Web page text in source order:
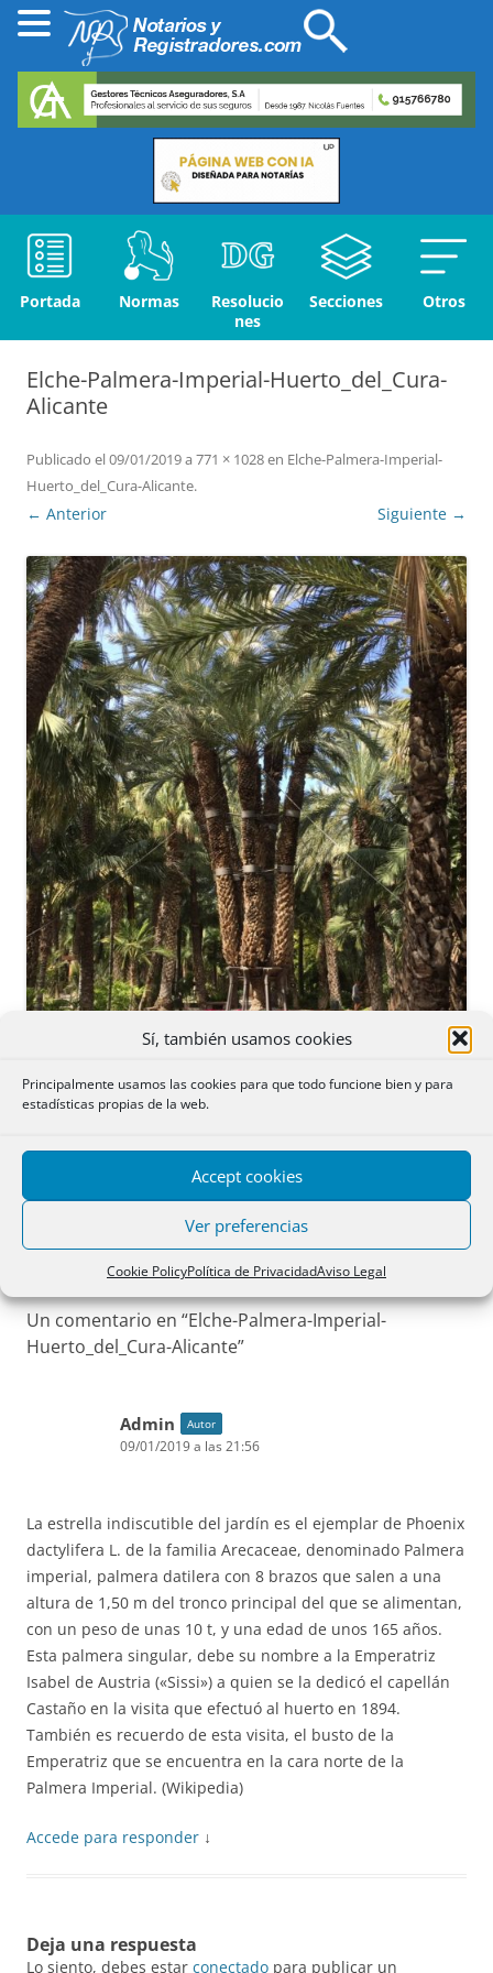
Sí, también usamos cookies
Principalmente usamos las cookies para que todo funcione bien y para
estadísticas propias de la web.
Accept cookies
Ver preferencias
Cookie PolicyPolítica de PrivacidadAviso Legal
Portada Normas
Resolucio
nes
Secciones Otros
Elche-Palmera-Imperial-Huerto_del_Cura-
Alicante
Publicado el09/01/2019a 771 × 1028en Elche-Palmera-Imperial-
Huerto_del_Cura-Alicante.
← Anterior Siguiente →
¿Sabías qué..? Del 990 al 995.
Un comentario en “Elche-Palmera-Imperial-
Huerto_del_Cura-Alicante”
Admin Autor
09/01/2019 a las 21:56
La estrella indiscutible del jardín es el ejemplar de Phoenix
dactylifera L. de la familia Arecaceae, denominado Palmera
imperial, palmera datilera con 8 brazos que salen a una
altura de 1,50 m del tronco principal del que se alimentan,
con un peso de unas 10 t, y una edad de unos 165 años.
Esta palmera singular, debe su nombre a la Emperatriz
Isabel de Austria («Sissi») a quien se la dedicó el capellán
Castaño en la visita que efectuó al huerto en 1894.
También es recuerdo de esta visita, el busto de la
Emperatriz que se encuentra en la cara norte de la
Palmera Imperial. (Wikipedia)
Accede para responder ↓
Deja una respuesta
Lo siento, debes estar conectado para publicar un